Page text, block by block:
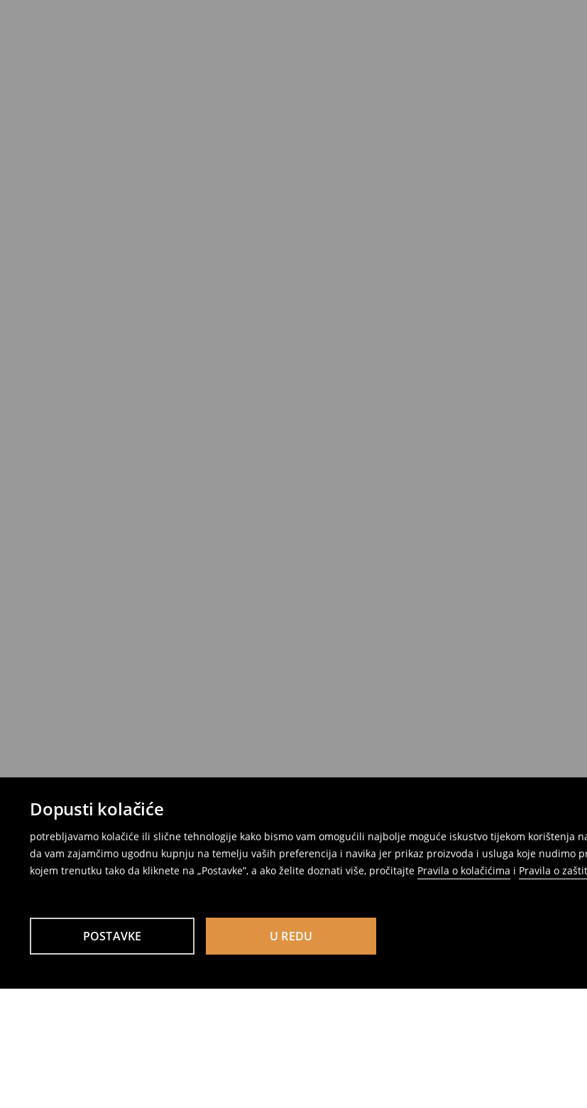
Dopusti kolačiće
potrebljavamo kolačiće ili slične tehnologije kako bismo vam omogućili najbolje moguće iskustvo tijekom korištenja
da vam zajamčimo ugodnu kupnju na temelju vaših preferencija i navika jer prikaz proizvoda i usluga koje nudimo
kojem trenutku tako da kliknete na „Postavke”, a ako želite doznati više, pročitajte Pravila o kolačićima i Pravila o
POSTAVKE U REDU